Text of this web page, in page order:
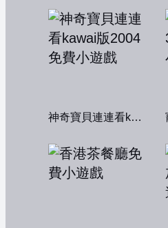
神奇寶貝連連看kawai版2004